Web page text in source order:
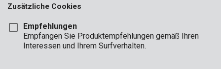
Zusätzliche Cookies
Empfehlungen
Empfangen Sie Produktempfehlungen gemäß Ihren
Interessen und Ihrem Surfverhalten.